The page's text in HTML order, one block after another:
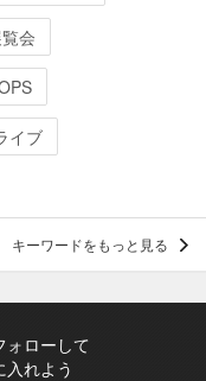
会
イブ
キーワードをもっと見る
ォローして
れよう